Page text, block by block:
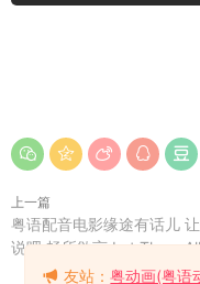
上一篇
粤语配音电影缘途有话儿
说吧 畅所欲言 Let Them
友站：粤动画(粤语